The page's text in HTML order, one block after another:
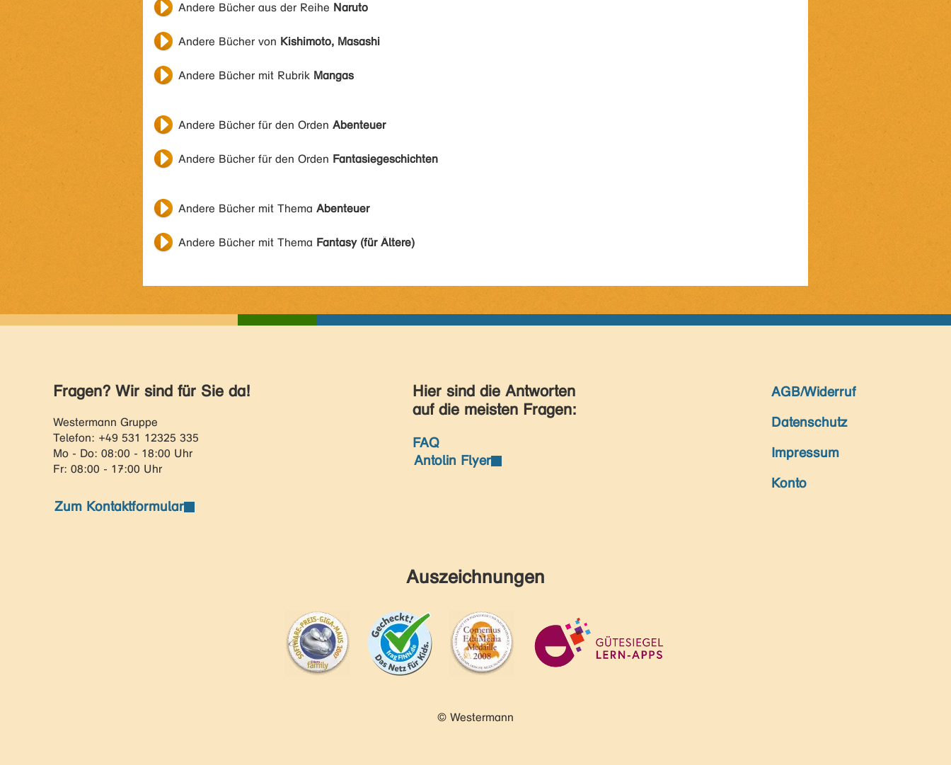
Andere Bücher aus der Reihe Naruto
Andere Bücher von Kishimoto, Masashi
Andere Bücher mit Rubrik Mangas
Andere Bücher für den Orden Abenteuer
Andere Bücher für den Orden Fantasiegeschichten
Andere Bücher mit Thema Abenteuer
Andere Bücher mit Thema Fantasy (für Ältere)